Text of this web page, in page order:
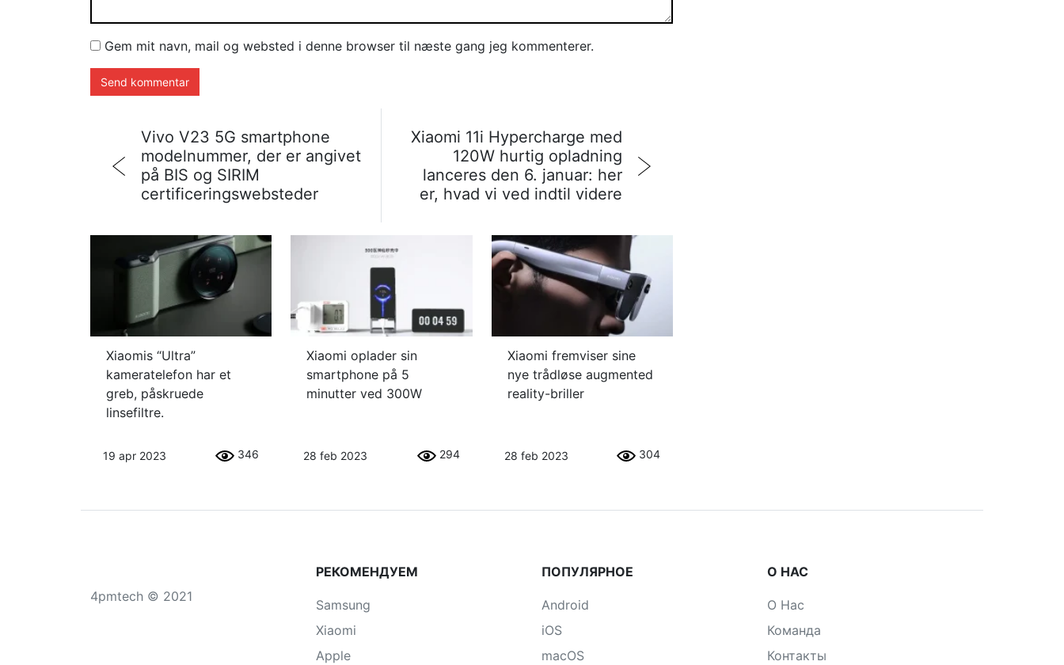
Gem mit navn, mail og websted i denne browser til næste gang jeg kommenterer.
Vivo V23 5G smartphone
modelnummer, der er angivet
på BIS og SIRIM
certificeringswebsteder
Xiaomi 11i Hypercharge med
120W hurtig opladning
lanceres den 6. januar: her
er, hvad vi ved indtil videre
Xiaomis “Ultra”
kameratelefon har et
greb, påskruede
linsefiltre.
19 apr 2023 346
Xiaomi oplader sin
smartphone på 5
minutter ved 300W
28 feb 2023 294
Xiaomi fremviser sine
nye trådløse augmented
reality-briller
28 feb 2023 304
4pmtech © 2021
РЕКОМЕНДУЕМ
Samsung
Xiaomi
Apple
ПОПУЛЯРНОЕ
Android
iOS
macOS
О НАС
О Нас
Команда
Контакты